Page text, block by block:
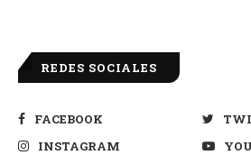
REDES SOCIALES
FACEBOOK
INSTAGRAM